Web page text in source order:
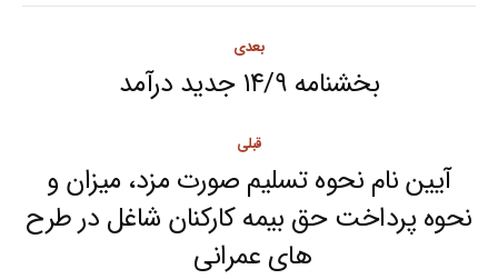
navigation
قبلی
Previous
post:
آیین نام نحوه تسلیم صورت مزد، میزان و
نحوه پرداخت حق بیمه کارکنان شاغل در طرح
های عمرانی
بعدی
Next
بخشنامه ۱۴/۹ جدید درآمد